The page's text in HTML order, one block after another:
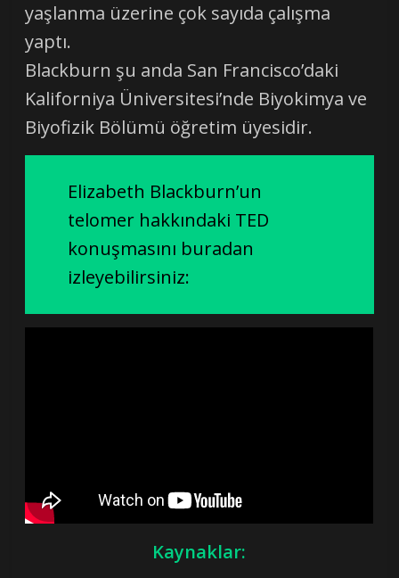
yaşlanma üzerine çok sayıda çalışma
yaptı.
Blackburn şu anda San Francisco’daki
Kaliforniya Üniversitesi’nde Biyokimya ve
Biyofizik Bölümü öğretim üyesidir.
Elizabeth Blackburn’un
telomer hakkındaki TED
konuşmasını buradan
izleyebilirsiniz:
Kaynaklar: